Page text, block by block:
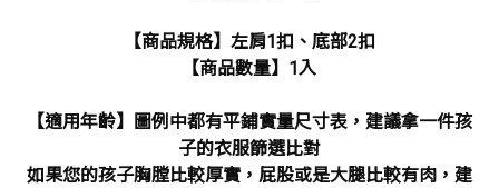
【商品規格】左肩1扣、底部2扣
【商品數量】1入
【適用年齡】圖例中都有平鋪實量尺寸表，建議拿一件孩
子的衣服篩選比對
如果您的孩子胸膛比較厚實，屁股或是大腿比較有肉，建